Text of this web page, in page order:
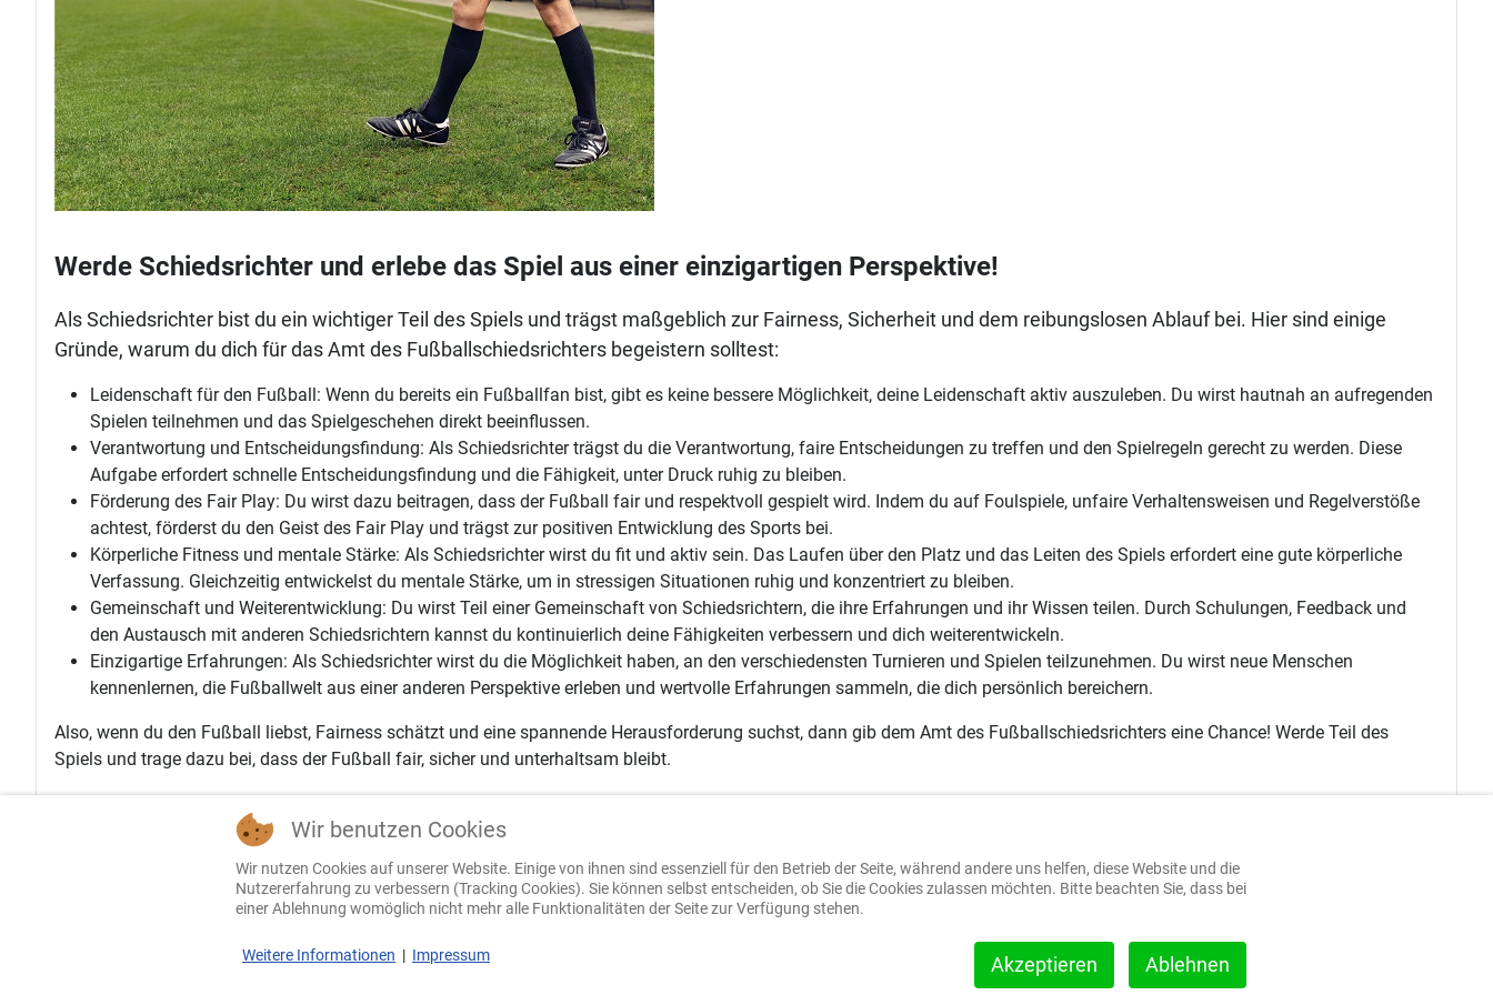
Werde Schiedsrichter und erlebe das Spiel aus einer einzigartigen Perspektive!
Als Schiedsrichter bist du ein wichtiger Teil des Spiels und trägst maßgeblich zur Fairness, Sicherheit und dem reibungslosen Ablauf bei. Hier sind einige
Gründe, warum du dich für das Amt des Fußballschiedsrichters begeistern solltest:
Leidenschaft für den Fußball: Wenn du bereits ein Fußballfan bist, gibt es keine bessere Möglichkeit, deine Leidenschaft aktiv auszuleben. Du wirst hautnah an aufregenden
Spielen teilnehmen und das Spielgeschehen direkt beeinflussen.
Verantwortung und Entscheidungsfindung: Als Schiedsrichter trägst du die Verantwortung, faire Entscheidungen zu treffen und den Spielregeln gerecht zu werden. Diese
Aufgabe erfordert schnelle Entscheidungsfindung und die Fähigkeit, unter Druck ruhig zu bleiben.
Förderung des Fair Play: Du wirst dazu beitragen, dass der Fußball fair und respektvoll gespielt wird. Indem du auf Foulspiele, unfaire Verhaltensweisen und Regelverstöße
achtest, förderst du den Geist des Fair Play und trägst zur positiven Entwicklung des Sports bei.
Körperliche Fitness und mentale Stärke: Als Schiedsrichter wirst du fit und aktiv sein. Das Laufen über den Platz und das Leiten des Spiels erfordert eine gute körperliche
Verfassung. Gleichzeitig entwickelst du mentale Stärke, um in stressigen Situationen ruhig und konzentriert zu bleiben.
Gemeinschaft und Weiterentwicklung: Du wirst Teil einer Gemeinschaft von Schiedsrichtern, die ihre Erfahrungen und ihr Wissen teilen. Durch Schulungen, Feedback und
den Austausch mit anderen Schiedsrichtern kannst du kontinuierlich deine Fähigkeiten verbessern und dich weiterentwickeln.
Einzigartige Erfahrungen: Als Schiedsrichter wirst du die Möglichkeit haben, an den verschiedensten Turnieren und Spielen teilzunehmen. Du wirst neue Menschen
kennenlernen, die Fußballwelt aus einer anderen Perspektive erleben und wertvolle Erfahrungen sammeln, die dich persönlich bereichern.
Also, wenn du den Fußball liebst, Fairness schätzt und eine spannende Herausforderung suchst, dann gib dem Amt des Fußballschiedsrichters eine Chance! Werde Teil des
Spiels und trage dazu bei, dass der Fußball fair, sicher und unterhaltsam bleibt.
Wir benutzen Cookies
Wir nutzen Cookies auf unserer Website. Einige von ihnen sind essenziell für den Betrieb der Seite, während andere uns helfen, diese Website und die
Nutzererfahrung zu verbessern (Tracking Cookies). Sie können selbst entscheiden, ob Sie die Cookies zulassen möchten. Bitte beachten Sie, dass bei
einer Ablehnung womöglich nicht mehr alle Funktionalitäten der Seite zur Verfügung stehen.
Akzeptieren Ablehnen
Weitere Informationen | Impressum